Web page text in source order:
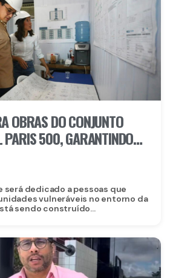
OBRAS DO CONJUNTO
PARIS 500, GARANTINDO
será dedicado a pessoas que
vulneráveis no entorno da
sendo construído...